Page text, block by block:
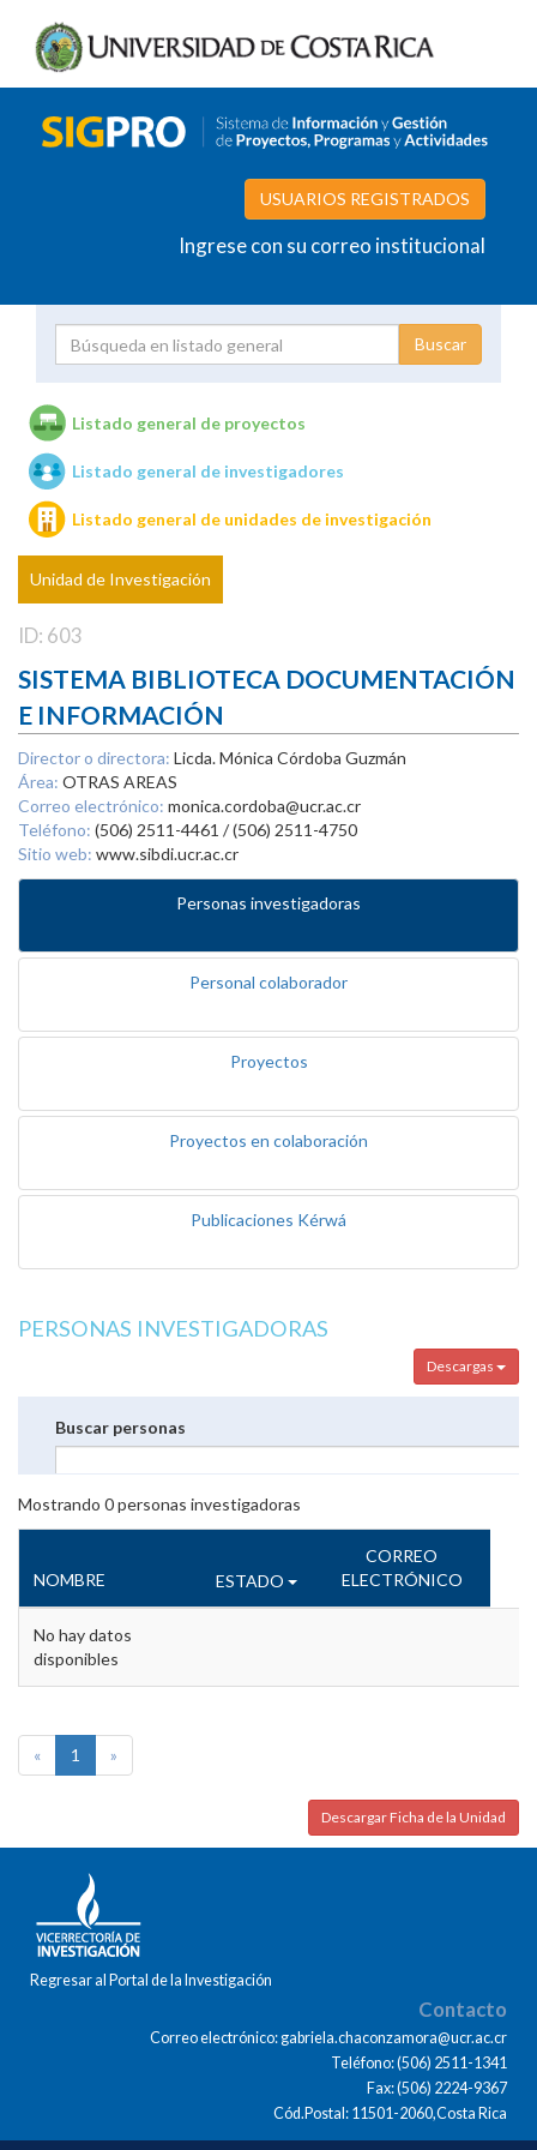
USUARIOS REGISTRADOS
Ingrese con su correo institucional
Unidades de investigación
Listado general de proyectos
Listado general de investigadores
Listado general de unidades de investigación
Unidad de Investigación
ID: 603
SISTEMA BIBLIOTECA DOCUMENTACIÓN
E INFORMACIÓN
Director o directora: Licda. Mónica Córdoba Guzmán
Área: OTRAS AREAS
Correo electrónico: monica.cordoba@ucr.ac.cr
Teléfono: (506) 2511-4461 / (506) 2511-4750
Sitio web: www.sibdi.ucr.ac.cr
Personas investigadoras
Personal colaborador
Proyectos
Proyectos en colaboración
Publicaciones Kérwá
PERSONAS INVESTIGADORAS
Descargas
Buscar personas
Mostrando 0personas investigadoras
NOMBRE ESTADO
CORREO
ELECTRÓNICO
No hay datos
disponibles
« 1 »
Descargar Ficha de la Unidad
Regresar al Portal de la Investigación
Contacto
Correo electrónico: gabriela.chaconzamora@ucr.ac.cr
Teléfono: (506) 2511-1341
Fax: (506) 2224-9367
Cód.Postal: 11501-2060,Costa Rica